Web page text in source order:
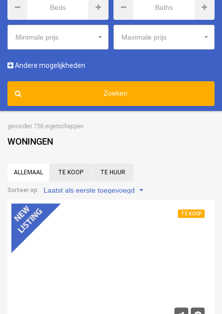
Minimale prijs Maximale prijs
Andere mogelijkheden
Zoeken
gevonden 758 eigenschappen
WONINGEN
ALLEMAAL TE KOOP TE HUUR
Sorteer op: Laatst als eerste toegevoegd
TE KOOP